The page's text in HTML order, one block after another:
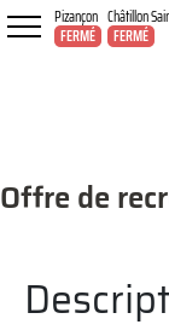
Pizançon
FERMÉ
Châtillon
FERMÉ
Offre de